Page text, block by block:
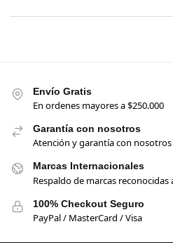
Envío Gratis
En ordenes mayores a $250.000
Garantía con nosotros
Atención y garantía con nosotros
Marcas Internacionales
Respaldo de marcas
100% Checkout Seguro
PayPal / MasterCard / Visa